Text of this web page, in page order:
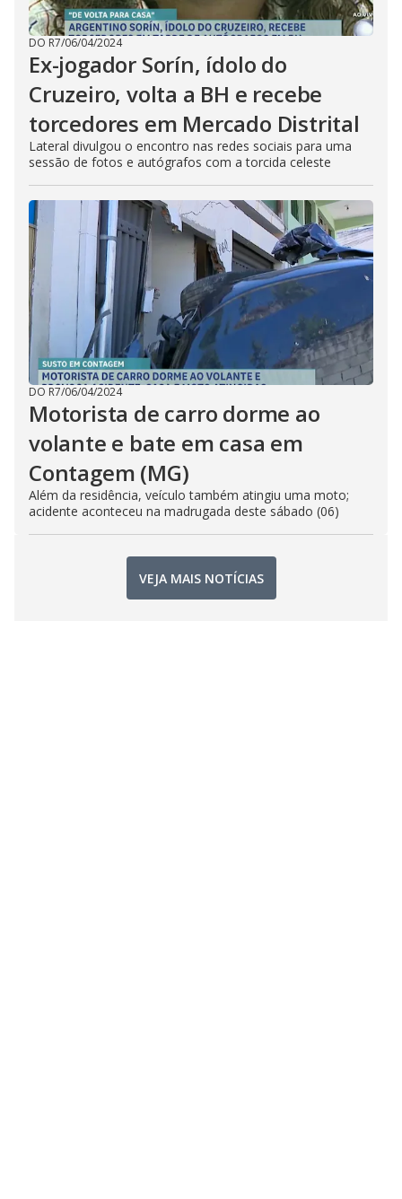
DO R7/06/04/2024
Ex-jogador Sorín, ídolo do
Cruzeiro, volta a BH e recebe
torcedores em Mercado Distrital
Lateral divulgou o encontro nas redes sociais para uma
sessão de fotos e autógrafos com a torcida celeste
DO R7/06/04/2024
Motorista de carro dorme ao
volante e bate em casa em
Contagem (MG)
Além da residência, veículo também atingiu uma moto;
acidente aconteceu na madrugada deste sábado (06)
VEJA MAIS NOTÍCIAS